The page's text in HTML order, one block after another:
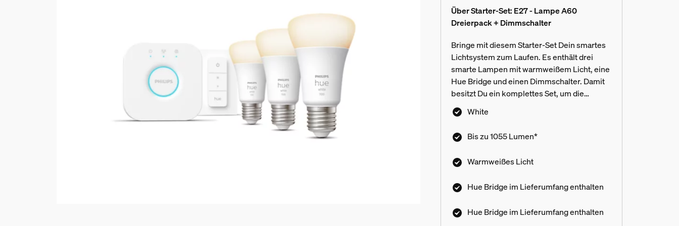
Über Starter-Set: E27 - Lampe A60
Dreierpack + Dimmschalter
Bringe mit diesem Starter-Set Dein smartes
Lichtsystem zum Laufen. Es enthält drei
smarte Lampen mit warmweißem Licht, eine
Hue Bridge und einen Dimmschalter. Damit
besitzt Du ein komplettes Set, um die
Beleuchtung in Deinem Zuhause nach
eigenen Wünschen zu steuern und alle
White
Bis zu 1055 Lumen*
Warmweißes Licht
Hue Bridge im Lieferumfang enthalten
Hue Bridge im Lieferumfang enthalten